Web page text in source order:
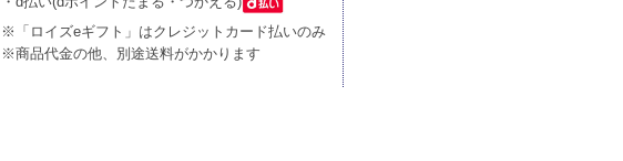
※「ロイズeギフト」はクレジットカード払いのみ
※商品代金の他、別途送料がかかります